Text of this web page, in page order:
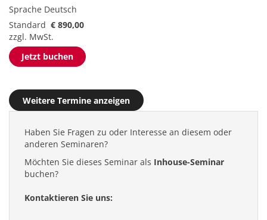
Sprache Deutsch
Standard € 890,00
zzgl. MwSt.
Jetzt buchen
Weitere Termine anzeigen
Haben Sie Fragen zu oder Interesse an diesem oder
anderen Seminaren?
Möchten Sie dieses Seminar als Inhouse-Seminar
buchen?
Kontaktieren Sie uns: